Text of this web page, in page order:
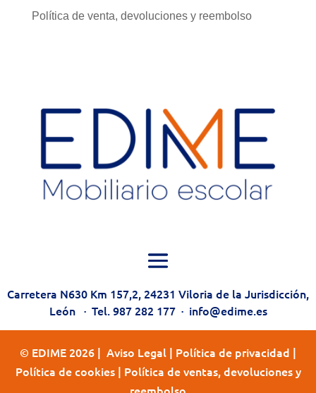
Política de venta, devoluciones y reembolso
Carretera N630 Km 157,2, 24231 Viloria de la Jurisdicción,
León· Tel. 987 282 177· info@edime.es
© EDIME 2026 | Aviso Legal | Política de privacidad |
Política de cookies| Política de ventas, devoluciones y